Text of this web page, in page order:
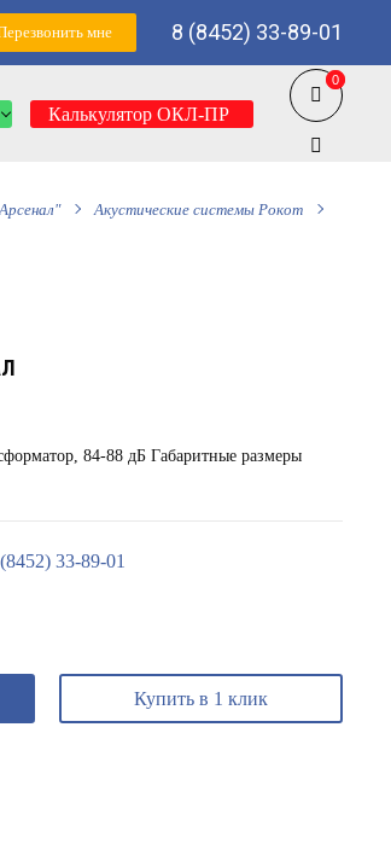
мне 8 (8452) 33-89-01
0
0
Калькулятор ОКЛ-ПР
Акустические системы Рокот
84-88 дБ Габаритные размеры
33-89-01
Купить в 1 клик